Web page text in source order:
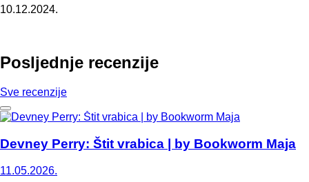
10.12.2024.
Posljednje recenzije
Sve recenzije
Devney Perry: Štit vrabica | by Bookworm Maja
11.05.2026.